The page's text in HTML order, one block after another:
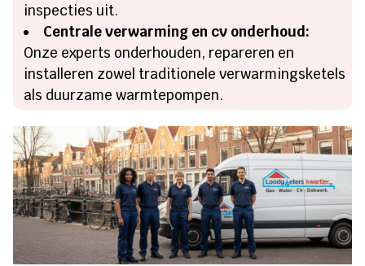
inspecties uit.
Centrale verwarming en cv onderhoud:
Onze experts onderhouden, repareren en
installeren zowel traditionele verwarmingsketels
als duurzame warmtepompen.